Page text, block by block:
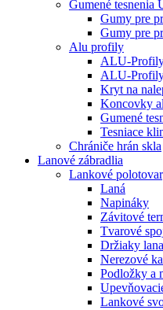
Gumené tesnenia
Gumy pre
Gumy pre
Alu profily
ALU-
ALU-
Kryt na
Koncovky
Gumené
Tesniace
Chrániče hrán skla
Lanové zábradlia
Lankové
Laná
Napináky
Závitové
Tvarové
Držiaky lana
Nerezové
Podložky a
Lankové